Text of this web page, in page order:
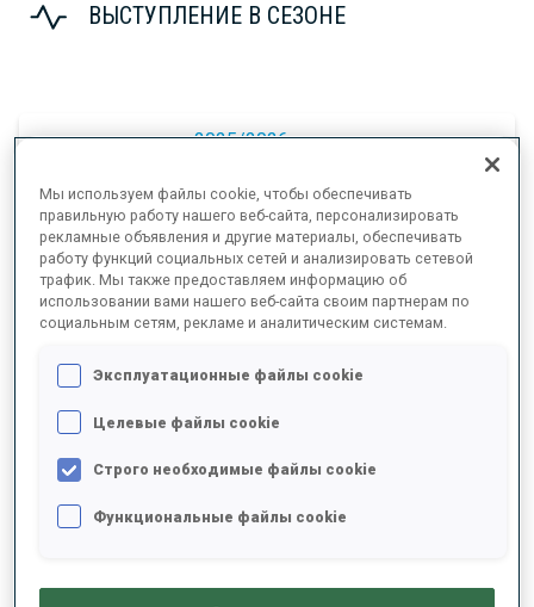
ВЫСТУПЛЕНИЕ В СЕЗОНЕ
2025/2026
РЕЗУЛЬТАТЫ - СРЕДНЕЕ ЗНАЧЕНИЕ
ЛЫЖНЫЙ ХОД - ОТСТАВАНИЕ ОТ ЛИДЕРА +4.6 s/km
СТРЕЛЬБА СТОЯ
РЕЗУЛЬТАТЫ - ТЕНДЕНЦИЯ
Мы используем файлы cookie, чтобы обеспечивать
правильную работу нашего веб-сайта, персонализировать
рекламные объявления и другие материалы, обеспечивать
работу функций социальных сетей и анализировать сетевой
трафик. Мы также предоставляем информацию об
использовании вами нашего веб-сайта своим партнерам по
социальным сетям, рекламе и аналитическим системам.
Эксплуатационные файлы cookie
Целевые файлы cookie
Строго необходимые файлы cookie
Функциональные файлы cookie